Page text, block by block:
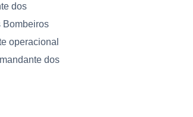
dos
Bombeiros
operacional
dos